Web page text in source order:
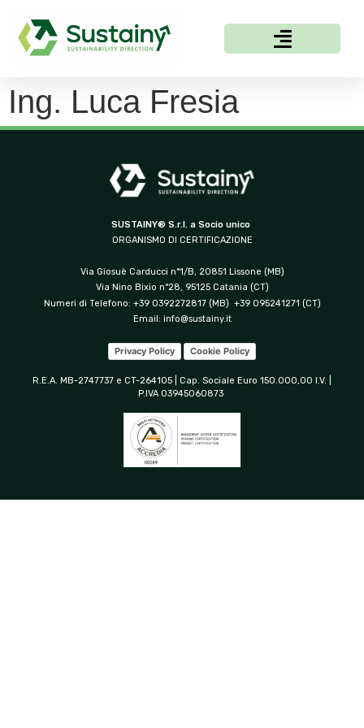
Ing. Luca Fresia
SUSTAINY® S.r.l. a Socio unico
ORGANISMO DI CERTIFICAZIONE
Via Giosuè Carducci n°1/B, 20851 Lissone (MB)
Via Nino Bixio n°28, 95125 Catania (CT)
Numeri di Telefono: +39 0392272817 (MB) +39 095241271 (CT)
Email: info@sustainy.it
Privacy Policy Cookie Policy
R.E.A. MB-2747737 e CT-264105 | Cap. Sociale Euro 150.000,00 I.V. |
P.IVA 03945060873